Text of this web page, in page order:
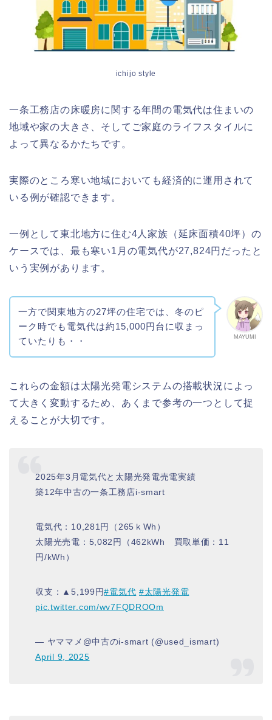
ichijo style
一条工務店の床暖房に関する年間の電気代は住まいの
地域や家の大きさ、そしてご家庭のライフスタイルに
よって異なるかたちです。
実際のところ寒い地域においても経済的に運用されて
いる例が確認できます。
一例として東北地方に住む4人家族（延床面積40坪）の
ケースでは、最も寒い1月の電気代が27,824円だったと
いう実例があります。
MAYUMI
一方で関東地方の27坪の住宅では、冬のピ
ーク時でも電気代は約15,000円台に収まっ
ていたりも・・
これらの金額は太陽光発電システムの搭載状況によっ
て大きく変動するため、あくまで参考の一つとして捉
えることが大切です。
2025年3月電気代と太陽光発電売電実績
築12年中古の一条工務店i-smart
電気代：10,281円（265ｋWh）
太陽光売電：5,082円（462kWh 買取単価：11
円/kWh）
収支：▲5,199円#電気代 #太陽光発電
pic.twitter.com/wv7FQDROOm
— ヤママメ@中古のi-smart (@used_ismart)
April 9, 2025